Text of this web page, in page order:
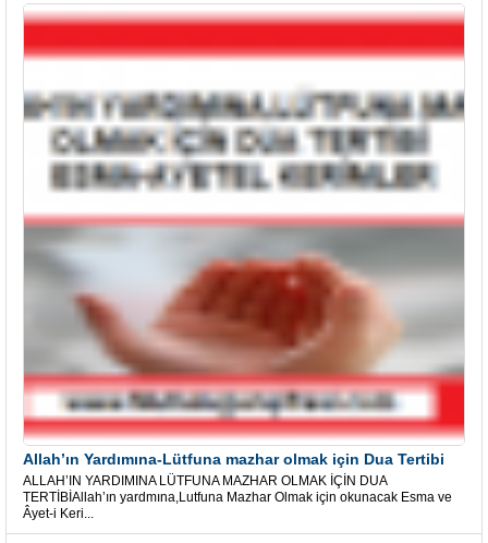
Allah’ın Yardımına-Lütfuna mazhar olmak için Dua Tertibi
ALLAH’IN YARDIMINA LÜTFUNA MAZHAR OLMAK İÇİN DUA
TERTİBİAllah’ın yardmına,Lutfuna Mazhar Olmak için okunacak Esma ve
Âyet-i Keri...